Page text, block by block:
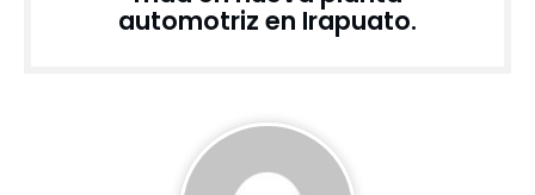
automotriz en Irapuato.